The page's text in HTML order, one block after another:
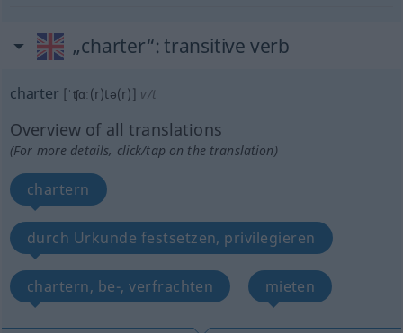
„charter“: transitive verb
charter [ˈʧɑː(r)tə(r)] v/t
Overview of all translations
(For more details, click/tap on the translation)
chartern
durch Urkunde festsetzen, privilegieren
chartern, be-, verfrachten mieten